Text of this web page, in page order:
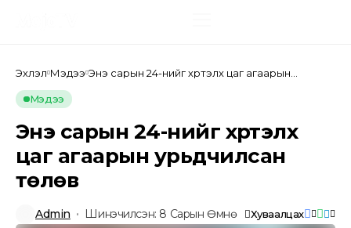
Эхлэл Мэдээ Энэ сарын 24-нийг хүртэлх цаг агаарын
Мэдээ
Энэ сарын 24-нийг хүртэлх
цаг агаарын урьдчилсан
төлөв
Admin Шинэчилсэн: 8 Сарын Өмнө Хуваалцах